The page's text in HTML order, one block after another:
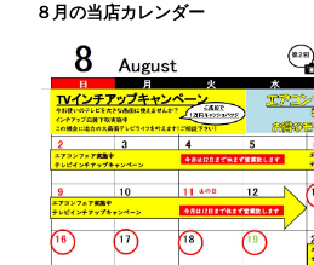
８月の当店カレンダー